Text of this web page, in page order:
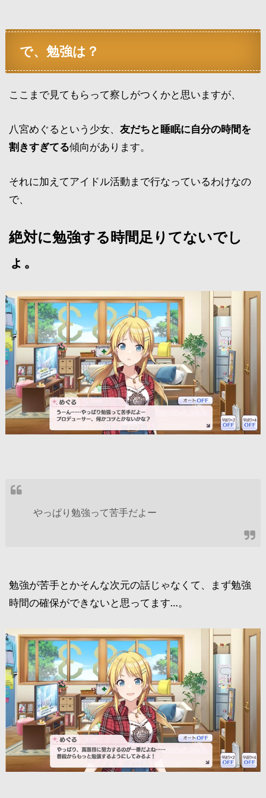
で、勉強は？
ここまで見てもらって察しがつくかと思いますが、
八宮めぐるという少女、友だちと睡眠に自分の時間を
割きすぎてる傾向があります。
それに加えてアイドル活動まで行なっているわけなの
で、
絶対に勉強する時間足りてないでし
ょ。
やっぱり勉強って苦手だよー
勉強が苦手とかそんな次元の話じゃなくて、まず勉強
時間の確保ができないと思ってます…。